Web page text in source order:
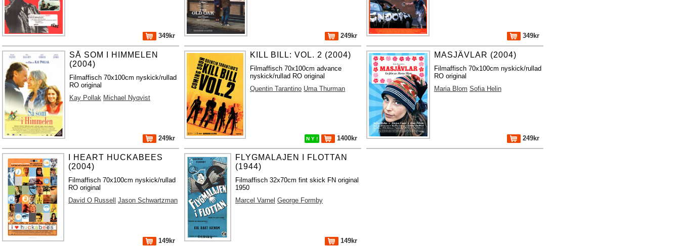
349kr 249kr 349kr
SÅ SOM I HIMMELEN
(2004)
Filmaffisch 70x100cm nyskick/rullad
RO original
Kay Pollak Michael Nyqvist
249kr
KILL BILL: VOL. 2 (2004)
Filmaffisch 70x100cm advance
nyskick/rullad RO original
Quentin Tarantino Uma Thurman
N Y ! 1400kr
MASJÄVLAR (2004)
Filmaffisch 70x100cm nyskick/rullad
RO original
Maria Blom Sofia Helin
249kr
I HEART HUCKABEES
(2004)
Filmaffisch 70x100cm nyskick/rullad
RO original
David O Russell Jason Schwartzman
149kr
FLYGMALAJEN I FLOTTAN
(1944)
Filmaffisch 32x70cm fint skick FN original
1950
Marcel Varnel George Formby
149kr